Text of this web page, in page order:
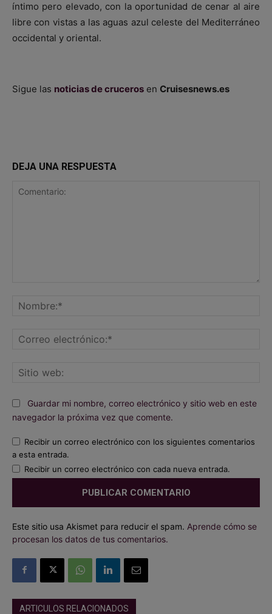
íntimo pero elevado, con la oportunidad de cenar al aire
libre con vistas a las aguas azul celeste del Mediterráneo
occidental y oriental.
Sigue las noticias de cruceros en Cruisesnews.es
DEJA UNA RESPUESTA
Guardar mi nombre, correo electrónico y sitio web en este
navegador la próxima vez que comente.
Recibir un correo electrónico con los siguientes comentarios
a esta entrada.
Recibir un correo electrónico con cada nueva entrada.
Este sitio usa Akismet para reducir el spam. Aprende cómo se
procesan los datos de tus comentarios.
ARTICULOS RELACIONADOS